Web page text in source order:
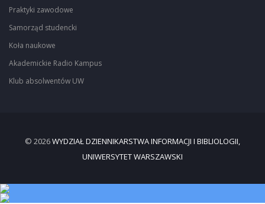
Praktyki zawodowe
Samorząd studencki
Koła naukowe
Akademickie Radio Kampus
Klub absolwentów UW
© 2026WYDZIAŁ DZIENNIKARSTWA INFORMACJI I BIBLIOLOGII,
UNIWERSYTET WARSZAWSKI